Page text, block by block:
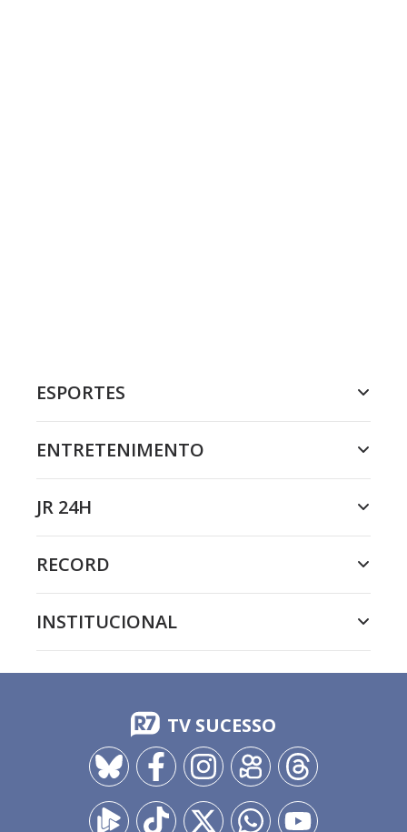
ESPORTES
ENTRETENIMENTO
JR 24H
RECORD
INSTITUCIONAL
TV SUCESSO